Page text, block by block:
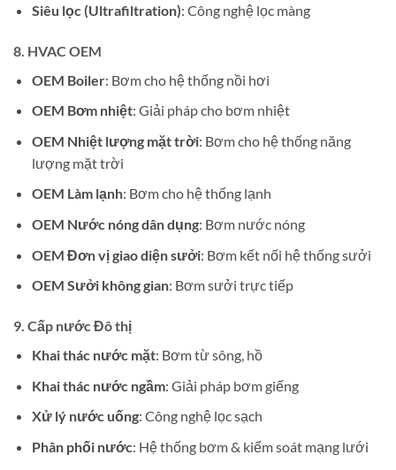
Siêu lọc (Ultrafiltration): Công nghệ lọc màng
8. HVAC OEM
OEM Boiler: Bơm cho hệ thống nồi hơi
OEM Bơm nhiệt: Giải pháp cho bơm nhiệt
OEM Nhiệt lượng mặt trời: Bơm cho hệ thống năng
lượng mặt trời
OEM Làm lạnh: Bơm cho hệ thống lạnh
OEM Nước nóng dân dụng: Bơm nước nóng
OEM Đơn vị giao diện sưởi: Bơm kết nối hệ thống sưởi
OEM Sưởi không gian: Bơm sưởi trực tiếp
9. Cấp nước Đô thị
Khai thác nước mặt: Bơm từ sông, hồ
Khai thác nước ngầm: Giải pháp bơm giếng
Xử lý nước uống: Công nghệ lọc sạch
Phân phối nước: Hệ thống bơm & kiểm soát mạng lưới